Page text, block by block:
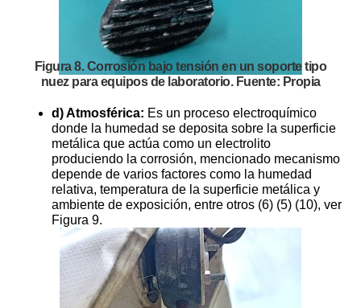
Figura 8. Corrosión bajo tensión en un soporte tipo
nuez para equipos de laboratorio. Fuente: Propia
d) Atmosférica: Es un proceso electroquímico
donde la humedad se deposita sobre la superficie
metálica que actúa como un electrolito
produciendo la corrosión, mencionado mecanismo
depende de varios factores como la humedad
relativa, temperatura de la superficie metálica y
ambiente de exposición, entre otros (6) (5) (10), ver
Figura 9.